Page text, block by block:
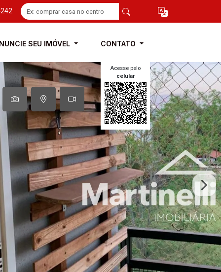
SEU IMÓVEL CONTATO
Acesse pelo
celular